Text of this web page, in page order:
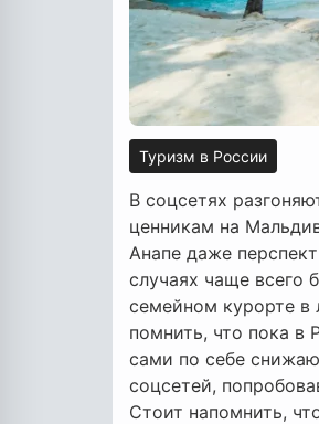
Туризм в России
В соцсетях
ценникам на
Анапе даже
случаях чаще всего
семейном курорте в
помнить, что пока в
сами по себе
соцсетей,
Стоит напомнить,